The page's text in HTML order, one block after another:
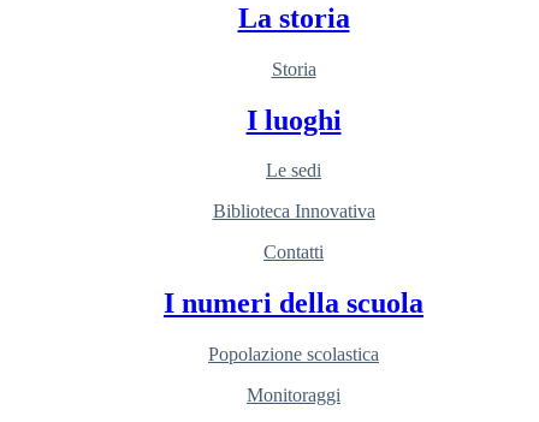
La storia
Storia
I luoghi
Le sedi
Biblioteca Innovativa
Contatti
I numeri della scuola
Popolazione scolastica
Monitoraggi